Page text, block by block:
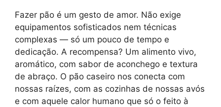
Fazer pão é um gesto de amor. Não exige
equipamentos sofisticados nem técnicas
complexas — só um pouco de tempo e
dedicação. A recompensa? Um alimento vivo,
aromático, com sabor de aconchego e textura
de abraço. O pão caseiro nos conecta com
nossas raízes, com as cozinhas de nossas avós
e com aquele calor humano que só o feito à